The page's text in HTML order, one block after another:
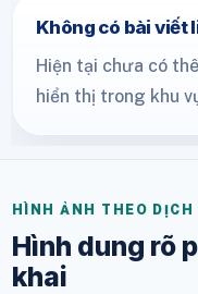
Không có bài viết
Hiện tại chưa có
hiển thị trong khu
HÌNH ẢNH THEO DỊCH
Hình dung rõ
khai